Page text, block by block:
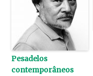
Pesadelos
contemporâneos